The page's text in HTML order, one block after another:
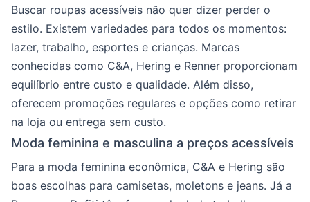
Buscar roupas acessíveis não quer dizer perder o
estilo. Existem variedades para todos os momentos:
lazer, trabalho, esportes e crianças. Marcas
conhecidas como C&A, Hering e Renner proporcionam
equilíbrio entre custo e qualidade. Além disso,
oferecem promoções regulares e opções como retirar
na loja ou entrega sem custo.
Moda feminina e masculina a preços acessíveis
Para a moda feminina econômica, C&A e Hering são
boas escolhas para camisetas, moletons e jeans. Já a